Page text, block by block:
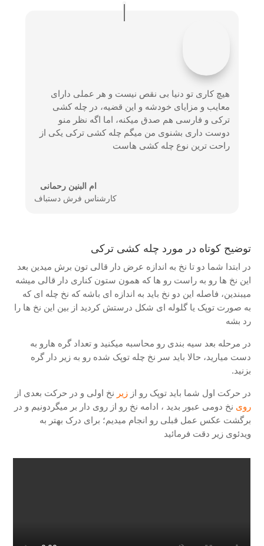
هیچ کاری تو دنیا بی نقص نیست و هر عملی دارای
معایب و مزایای خودشه و این قضیه، در چله کشی
ترکی و فارسی هم صدق میکنه، اما اگه نظر منو
دوست داری بشنوی من میگم چله کشی ترکی یکی از
راحت ترین نوع چله کشی هاست
ام البنین رحمانی
کارشناس فرش دستباف
توضیح کوتاه در مورد چله کشی ترکی
در ابتدا شما دو تا نخ به اندازه عرض دار قالی تون برش میدین بعد
این نخ ها رو به راست رو ها که همون ستون کناری دار قالی میشه
میبندین، فاصله این دو نخ باید به اندازه ای باشه که نخ چله ای که
به صورت توپک یا گلوله ای شکل درستش کردید از بین این نخ ها را
رد بشه
در مرحله بعد سیه بندی رو محاسبه میکنید و تعداد گره هارو به
دست میارید، حالا باید سر نخ چله توپک شده رو به زیر دار گره
بزنید.
در حرکت اول شما باید توپک رو اززیر نخ اولی و در حرکت بعدی از
روی نخ دومی عبور بدید ، ادامه نخ رو از روی دار بر میگردونیم و در
برگشت عکس عمل قبلی رو انجام میدیم؛ برای درک بهتر به
ویدئوی زیر دقت فرمائید